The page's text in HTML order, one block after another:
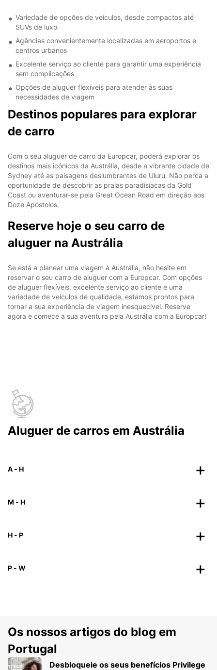
Variedade de opções de veículos, desde compactos até
SUVs de luxo
Agências convenientemente localizadas em aeroportos e
centros urbanos
Excelente serviço ao cliente para garantir uma experiência
sem complicações
Opções de aluguer flexíveis para atender às suas
necessidades de viagem
Destinos populares para explorar
de carro
Com o seu aluguer de carro da Europcar, poderá explorar os
destinos mais icónicos da Austrália, desde a vibrante cidade de
Sydney até as paisagens deslumbrantes de Uluru. Não perca a
oportunidade de descobrir as praias paradisíacas da Gold
Coast ou aventurar-se pela Great Ocean Road em direção aos
Doze Apóstolos.
Reserve hoje o seu carro de
aluguer na Austrália
Se está a planear uma viagem à Austrália, não hesite em
reservar o seu carro de aluguer com a Europcar. Com opções
de aluguer flexíveis, excelente serviço ao cliente e uma
variedade de veículos de qualidade, estamos prontos para
tornar a sua experiência de viagem inesquecível. Reserve
agora e comece a sua aventura pela Austrália com a Europcar!
Aluguer de carros em Austrália
A - H
M - H
H - P
P - W
Os nossos artigos do blog em
Portugal
Desbloqueie os seus benefícios Privilege